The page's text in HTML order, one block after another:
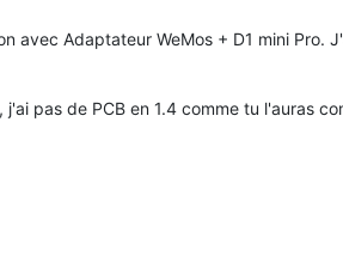
avec Adaptateur WeMos + D1 mini Pro.
pas de PCB en 1.4 comme tu l'auras